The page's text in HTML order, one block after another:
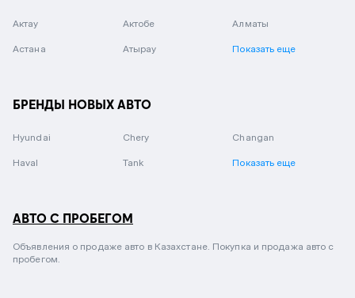
Актау Актобе Алматы
Астана Атырау Показать еще
БРЕНДЫ НОВЫХ АВТО
Hyundai Chery Changan
Haval Tank Показать еще
АВТО С ПРОБЕГОМ
Объявления о продаже авто в Казахстане. Покупка и продажа авто с
пробегом.